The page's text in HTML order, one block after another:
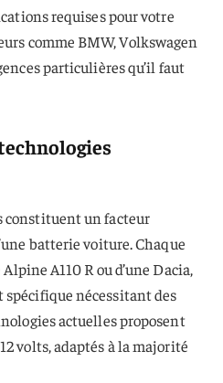
requises pour votre
comme BMW, Volkswagen
particulières qu’il faut
constituent un facteur
batterie voiture. Chaque
Alpine A110 R ou d’une Dacia,
spécifique nécessitant des
actuelles proposent
volts, adaptés à la majorité